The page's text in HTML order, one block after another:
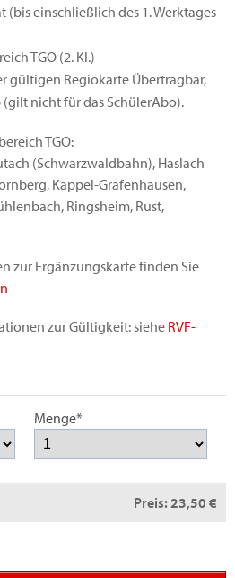
einschließlich des 1. Werktages
TGO (2. Kl.)
gültigen Regiokarte Übertragbar,
(gilt nicht für das SchülerAbo).
TGO:
(Schwarzwaldbahn), Haslach
Kappel-Grafenhausen,
Ringsheim, Rust,
zur Ergänzungskarte finden Sie
zur Gültigkeit: siehe RVF-
Menge*
Preis:23,50 €